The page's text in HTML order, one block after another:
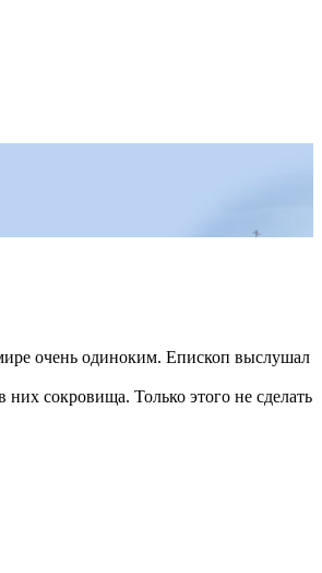
очень одиноким. Епископ выслушал
сокровища. Только этого не сделать